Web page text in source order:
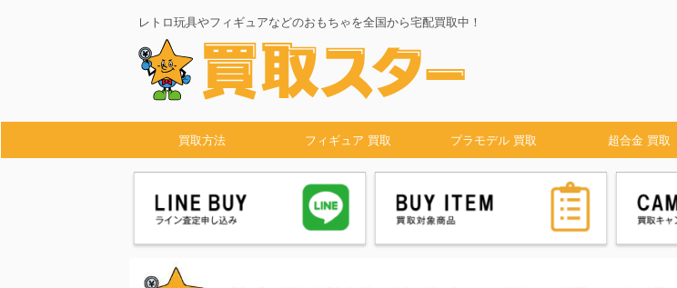
レトロ玩具やフィギュアなどのおもちゃを全国から宅配買取中！
買取方法 フィギュア 買取 プラモデル 買取 超合金 買取